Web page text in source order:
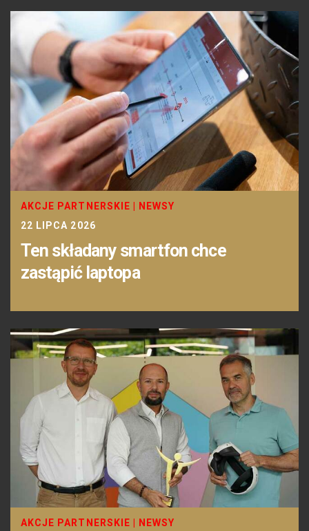
AKCJE PARTNERSKIE
NEWSY
22 LIPCA 2026
Ten składany smartfon chce
zastąpić laptopa
AKCJE PARTNERSKIE
NEWSY